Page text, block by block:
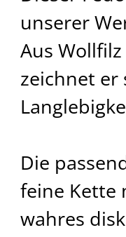
unserer
Aus
zeichnet er
Die
feine Kette
wahres